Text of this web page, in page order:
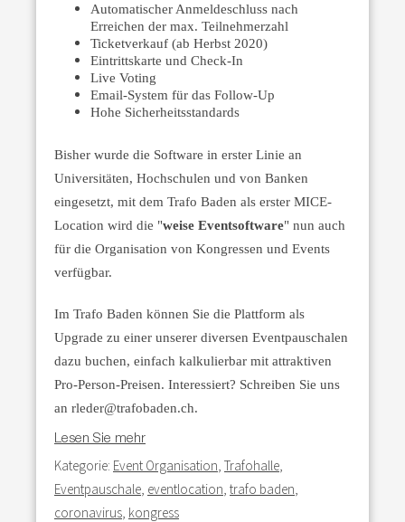
Automatischer Anmeldeschluss nach
Erreichen der max. Teilnehmerzahl
Ticketverkauf (ab Herbst 2020)
Eintrittskarte und Check-In
Live Voting
Email-System für das Follow-Up
Hohe Sicherheitsstandards
Bisher wurde die Software in erster Linie an
Universitäten, Hochschulen und von Banken
eingesetzt, mit dem Trafo Baden als erster MICE-
Location wird die "weise Eventsoftware" nun auch
für die Organisation von Kongressen und Events
verfügbar.
Im Trafo Baden können Sie die Plattform als
Upgrade zu einer unserer diversen Eventpauschalen
dazu buchen, einfach kalkulierbar mit attraktiven
Pro-Person-Preisen. Interessiert? Schreiben Sie uns
an rleder@trafobaden.ch.
Lesen Sie mehr
Kategorie: Event Organisation Trafohalle
Eventpauschale eventlocation trafo baden
coronavirus kongress